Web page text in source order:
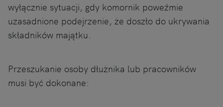
wyłącznie sytuacji, gdy komornik poweźmie
uzasadnione podejrzenie, że doszło do ukrywania
składników majątku.
Przeszukanie osoby dłużnika lub pracowników
musi być dokonane: